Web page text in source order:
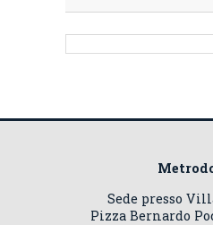
Sede presso
Pizza Bernardo